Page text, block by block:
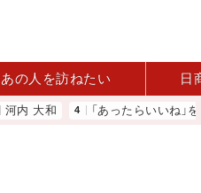
あの人を訪ねたい 日
大和 「あったらいいね」を商